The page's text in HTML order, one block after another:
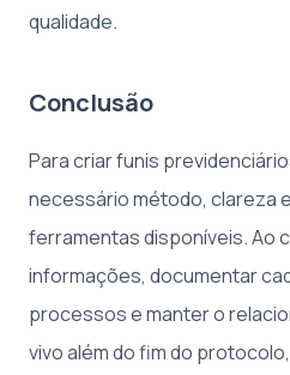
qualidade.
Conclusão
Para criar funis
necessário método, clareza
ferramentas disponíveis. Ao
informações, documentar
processos e manter o
vivo além do fim do